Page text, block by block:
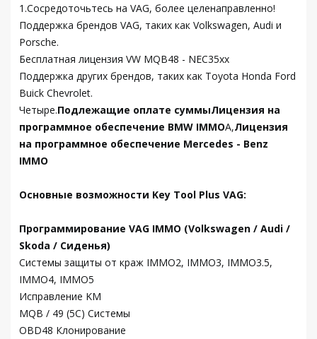
1.Сосредоточьтесь на VAG, более целенаправленно!
Поддержка брендов VAG, таких как Volkswagen, Audi и
Porsche.
Бесплатная лицензия VW MQB48 - NEC35xx
Поддержка других брендов, таких как Toyota Honda Ford
Buick Chevrolet.
Четыре.Подлежащие оплате суммыЛицензия на
программное обеспечение BMW IMMOА,Лицензия
на программное обеспечение Mercedes - Benz
IMMO
Основные возможности Key Tool Plus VAG:
Программирование VAG IMMO (Volkswagen / Audi /
Skoda / Сиденья)
Системы защиты от краж IMMO2, IMMO3, IMMO3.5,
IMMO4, IMMO5
Исправление KM
MQB / 49 (5C) Системы
OBD48 Клонирование